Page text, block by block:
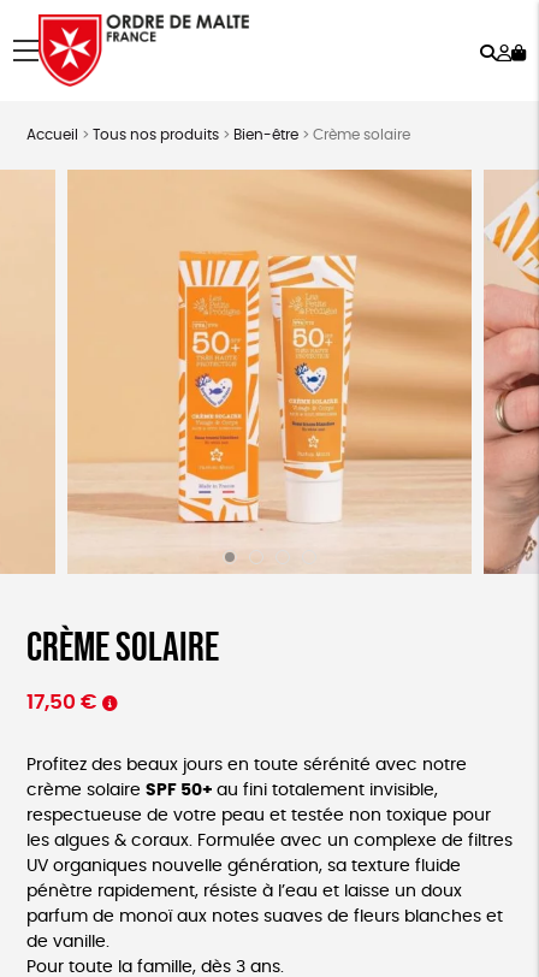
menu
Accueil > Tous nos produits> Bien-être> Crème solaire
Crème solaire
17,50 €
Profitez des beaux jours en toute sérénité avec notre
crème solaire SPF 50+ au fini totalement invisible,
respectueuse de votre peau et testée non toxique pour
les algues & coraux. Formulée avec un complexe de filtres
UV organiques nouvelle génération, sa texture fluide
pénètre rapidement, résiste à l’eau et laisse un doux
parfum de monoï aux notes suaves de fleurs blanches et
de vanille.
Pour toute la famille, dès 3 ans.